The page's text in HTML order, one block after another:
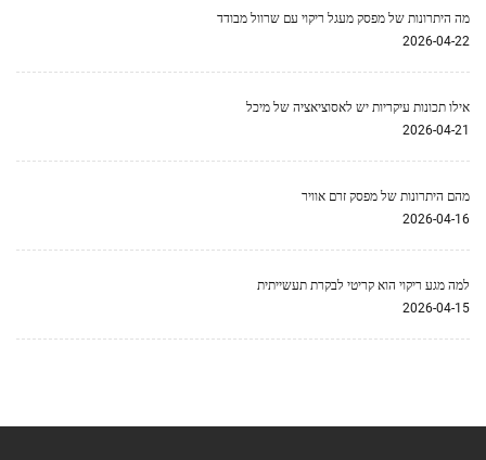
מה היתרונות של מפסק מעגל ריקוי עם שרוול מבודד
2026-04-22
אילו תכונות עיקריות יש לאסוציאציה של מיכל
2026-04-21
מהם היתרונות של מפסק זרם אוויר
2026-04-16
למה מגע ריקוי הוא קריטי לבקרת תעשייתית
2026-04-15